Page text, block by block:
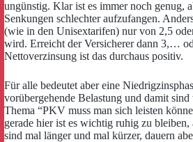
ungünstig. Klar ist es immer noch genug,
Senkungen schlechter aufzufangen.
(wie in den Unisextarifen) nur von 2,5
wird. Erreicht der Versicherer dann 3,…
Nettoverzinsung ist das durchaus positiv.
Für alle bedeutet aber eine
vorübergehende Belastung und damit
Thema “PKV muss man sich leisten
gerade hier ist es wichtig ruhig zu bleiben,
sind mal länger und mal kürzer, dauern